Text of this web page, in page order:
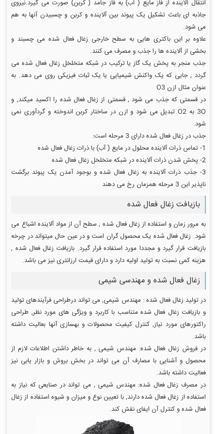
انتقال آلاینده از فاز مایع ( آب) به فاز جامد ( کربن) صورت می گیرد.نیروی
جاذبه ای باعث تشکیل یک پیوند بین آلاینده و کربن و چسبیدن آنها به هم
می شود.
علاوه بر این باکتری هایی به سطح خارجی زغال فعال شده می چسبند و
بخشی از آلاینده ها را جذب و مصرف می کنند.
جذب منجر به پخش یک گاز یا ترکیب در شبکه متخلخل زغال فعال شده می
گردد , جایی که یک واکنش شیمیایی یا یک ثبات فیزیکی روی می دهد. به
عنوان مثال ازن O3
در قسمتی که جذب می شود , قسمتی از زغال فعال شده را اکسید میکند, و
3O به O2 تبدیل می شود و ازن در ساختار کربن اندوخته و گردآوری نمی
شود.
جذب در زغال فعال شده دارای 3 مرحله است:
1- تماس ذرات آلاینده محلول در مایع ( آب) با ذرات زغال فعال شده
2- پخش شدن ذرات آلاینده در شبکه متخلخل زغال فعال شده
3- جذب ذرات آلاینده به زغال فعال شده و بوجود آمدن یک پبوند برگشت
ناپذیر این 3 مرحله همزمان رخ می دهند
بازیافت زغال فعال شده
به مرور زمان و استفاده از زغال فعال شده , سطح آن از مواد آلاینده اشباع می
شود. زغال فعال شده یک محصول گران است و در عین حال میتواند در چرخه
بازیافت قرار گیرد و مجددا مورد استفاده قرار گیرد. بازیافت زغال فعال شده ,
هزینه کمی نسبت به تولید اولیه دارد و دارای قیمت ارزانتری نیز می باشد.
زغال فعال شده و مهندسی شیمی
در تولید زغال فعال شده : مهندس شیمی, می تواند درطراحی فرآیندهای تولید
و بازیافت زغال فعال شده متناسب با کاربرد و ویژگی های مورد نظر, طراحی
راکتورهای مورد نیاز, کنترل کیفیت محصولات و بهسازی آنها بعالیت داشته
باشد.
در فروش زغال فعال شده: مهندس شیمی , به خاطر داشتن اطلاعات لازم از
محصول و آشنایی با مصارف آن می تواند در بخش بروش و بازار یابی نیز
فعالیت داشته باشد.
در مصرف زغال فعال شده: مهندس شیمی , می تواند در صنایعی که نیاز به
استفاده از زغال فعال شده دارند, با تعیین نوع و میزان و شیوه استفاده از زغال
فعال شده و کنترل آن ایفای نقش کند.